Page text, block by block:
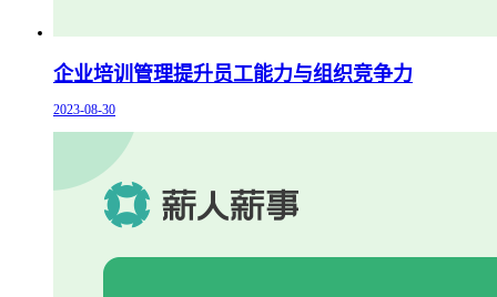
企业培训管理提升员工能力与组织竞争力
2023-08-30